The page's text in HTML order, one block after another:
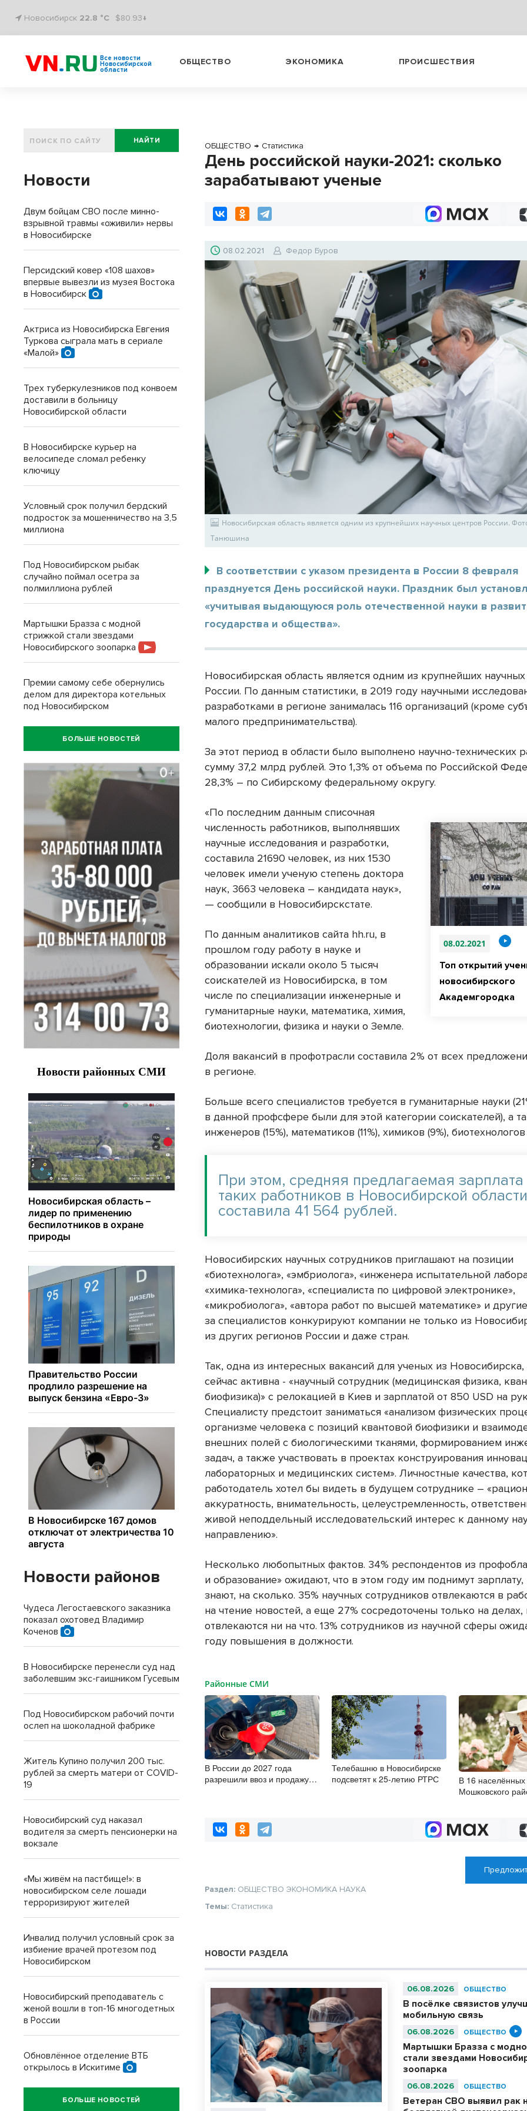
Новосибирск 22.8 °C $80.93↓
Все новости
Новосибирской
области
ОБЩЕСТВО ЭКОНОМИКА ПРОИСШЕСТВИЯ
ОБЩЕСТВО → Статистика
День российской науки-2021: сколько
зарабатывают ученые
08.02.2021 Федор Буров
Новосибирская область является одним из крупнейших научных центров России.
Танюшина
В соответствии с указом президента в России 8 февраля
празднуется День российской науки. Праздник был
«учитывая выдающуюся роль отечественной науки в
государства и общества».
Новосибирская область является одним из крупнейших
России. По данным статистики, в 2019 году научными
разработками в регионе занималась 116 организаций (кроме
малого предпринимательства).
За этот период в области было выполнено научно-технических
сумму 37,2 млрд рублей. Это 1,3% от объема по Российской
28,3% – по Сибирскому федеральному округу.
08.02.2021
Топ открытий
новосибирского
Академгородка
«По последним данным списочная
численность работников, выполнявших
научные исследования и разработки,
составила 21690 человек, из них 1530
человек имели ученую степень доктора
наук, 3663 человека – кандидата наук»,
— сообщили в Новосибирскстате.
По данным аналитиков сайта hh.ru, в
прошлом году работу в науке и
образовании искали около 5 тысяч
соискателей из Новосибирска, в том
числе по специализации инженерные и
гуманитарные науки, математика, химия,
биотехнологии, физика и науки о Земле.
Доля вакансий в профотрасли составила 2% от всех
в регионе.
Больше всего специалистов требуется в гуманитарные науки
в данной профсфере были для этой категории соискателей), а
инженеров (15%), математиков (11%), химиков (9%), биотехнологов
При этом, средняя предлагаемая
таких работников в Новосибирской
составила 41 564 рублей.
Новосибирских научных сотрудников приглашают на позиции
«биотехнолога», «эмбриолога», «инженера испытательной
«химика-технолога», «специалиста по цифровой электронике»,
«микробиолога», «автора работ по высшей математике» и
за специалистов конкурируют компании не только из
из других регионов России и даже стран.
Так, одна из интересных вакансий для ученых из Новосибирска,
сейчас активна - «научный сотрудник (медицинская физика,
биофизика)» с релокацией в Киев и зарплатой от 850 USD на
Специалисту предстоит заниматься «анализом физических
организме человека с позиций квантовой биофизики и
внешних полей с биологическими тканями, формированием
задач, а также участвовать в проектах конструирования
лабораторных и медицинских систем». Личностные качества,
работодатель хотел бы видеть в будущем сотруднике –
аккуратность, внимательность, целеустремленность,
живой неподдельный исследовательский интерес к данному
направлению».
Несколько любопытных фактов. 34% респондентов из
и образование» ожидают, что в этом году им поднимут
знают, на сколько. 35% научных сотрудников отвлекаются в
на чтение новостей, а еще 27% сосредоточены только на делах,
отвлекаются ни на что. 13% сотрудников из научной сферы
году повышения в должности.
Районные СМИ
В России до 2027 года
разрешили ввоз и продажу
Телебашню в Новосибирске
подсветят к 25-летию РТРС
В 16 населённых
Мошковского
Раздел: ОБЩЕСТВО ЭКОНОМИКА НАУКА
Темы: Статистика
НОВОСТИ РАЗДЕЛА
06.08.2026 ОБЩЕСТВО
В посёлке связистов
мобильную связь
06.08.2026 ОБЩЕСТВО
Мартышки Бразза с
стали звездами
зоопарка
06.08.2026 ОБЩЕСТВО
Ветеран СВО выявил рак
НАЙТИ
Новости
Двум бойцам СВО после минно-
взрывной травмы «оживили» нервы
в Новосибирске
Персидский ковер «108 шахов»
впервые вывезли из музея Востока
в Новосибирск
Актриса из Новосибирска Евгения
Туркова сыграла мать в сериале
«Малой»
Трех туберкулезников под конвоем
доставили в больницу
Новосибирской области
В Новосибирске курьер на
велосипеде сломал ребенку
ключицу
Условный срок получил бердский
подросток за мошенничество на 3,5
миллиона
Под Новосибирском рыбак
случайно поймал осетра за
полмиллиона рублей
Мартышки Бразза с модной
стрижкой стали звездами
Новосибирского зоопарка
Премии самому себе обернулись
делом для директора котельных
под Новосибирском
БОЛЬШЕ НОВОСТЕЙ
Новости районов
Чудеса Легостаевского заказника
показал охотовед Владимир
Коченов
В Новосибирске перенесли суд над
заболевшим экс-гаишником Гусевым
Под Новосибирском рабочий почти
ослеп на шоколадной фабрике
Житель Купино получил 200 тыс.
рублей за смерть матери от COVID-
19
Новосибирский суд наказал
водителя за смерть пенсионерки на
вокзале
«Мы живём на пастбище!»: в
новосибирском селе лошади
терроризируют жителей
Инвалид получил условный срок за
избиение врачей протезом под
Новосибирском
Новосибирский преподаватель с
женой вошли в топ-16 многодетных
в России
Обновлённое отделение ВТБ
открылось в Искитиме
БОЛЬШЕ НОВОСТЕЙ